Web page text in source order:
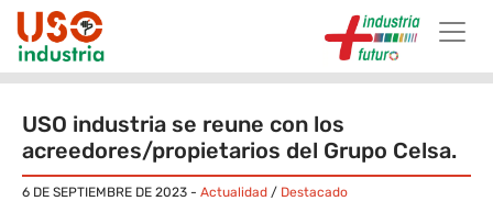
Skip to main content
USO industria se reune con los
acreedores/propietarios del Grupo Celsa.
6 DE SEPTIEMBRE DE 2023 - Actualidad / Destacado